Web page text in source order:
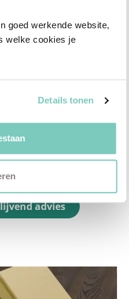
goed werkende website,
welke cookies je
Details tonen
beste bij jou past met
in onze showroom.
in en wij nemen zo
met je op!
advies